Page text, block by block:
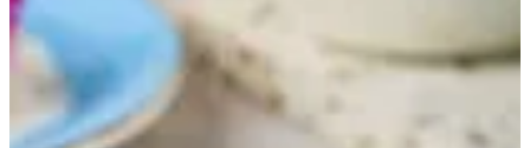
تسجيل الدخول